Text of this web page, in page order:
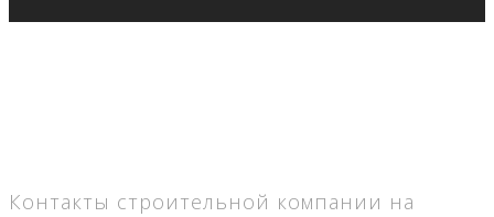
Контакты строительной компании на